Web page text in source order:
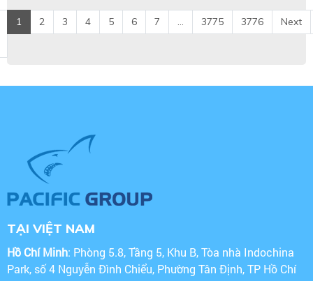
1 2 3 4 5 6 7 ... 3775 3776 Next
TẠI VIỆT NAM
Hồ Chí Minh: Phòng 5.8, Tầng 5, Khu B, Tòa nhà Indochina
Park, số 4 Nguyễn Đình Chiểu, Phường Tân Định, TP Hồ Chí